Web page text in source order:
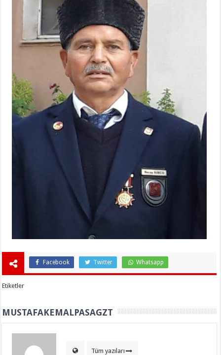
Facebook Twitter Whatsapp
Etiketler
MUSTAFAKEMALPASAGZT
Tüm yazıları